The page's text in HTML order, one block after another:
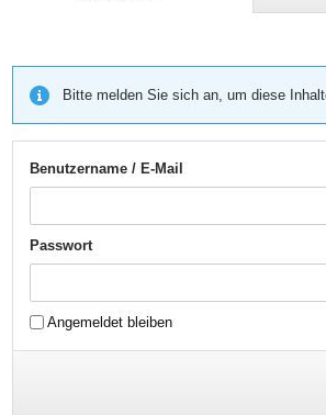
Bitte melden Sie sich an, um diese
Benutzername / E-Mail
Passwort
Angemeldet bleiben